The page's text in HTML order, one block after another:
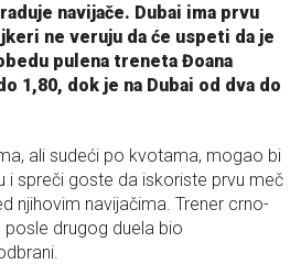
navijače. Dubai ima prvu
ne veruju da će uspeti da je
pulena treneta Đoana
1,80, dok je na Dubai od dva do
ali sudeći po kvotama, mogao bi
i spreči goste da iskoriste prvu meč
njihovim navijačima. Trener crno-
drugog duela bio